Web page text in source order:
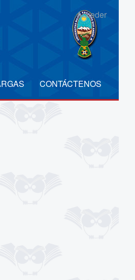
Acceder
CONTÁCTENOS